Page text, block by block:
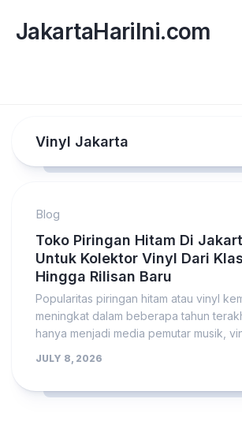
content
JakartaHariIni.com
Vinyl Jakarta
Blog
Toko Piringan Hitam Di
Untuk Kolektor Vinyl Dari
Hingga Rilisan Baru
Popularitas piringan hitam atau vinyl
meningkat dalam beberapa tahun
hanya menjadi media pemutar musik,
JULY 8, 2026